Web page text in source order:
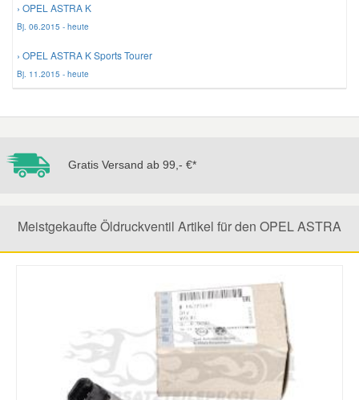
› OPEL ASTRA K
Bj. 06.2015 - heute
› OPEL ASTRA K Sports Tourer
Bj. 11.2015 - heute
Gratis Versand ab 99,- €*
Meistgekaufte Öldruckventil Artikel für den OPEL ASTRA
Mercedes Ersatzteile
Mini Ersatzteile
Mitsubishi Ersatzteile
Nissan Ersatzteile
Seat Ersatzteile
Smart Ersatzteile
Suzuki Ersatzteile